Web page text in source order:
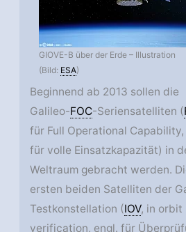
GIOVE-B über der Erde – Illustration
(Bild: ESA)
Beginnend ab 2013 sollen die
Galileo-FOC-Seriensatelliten (
für Full Operational Capability,
für volle Einsatzkapazität) in
Weltraum gebracht werden.
ersten beiden Satelliten der
Testkonstellation (IOV, in orbit
verification, engl. für